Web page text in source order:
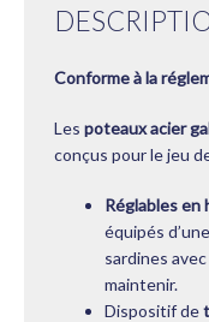
Conforme à la
Les poteaux acier
conçus pour le jeu
Réglables en
équipés
sardines
maintenir.
Dispositif de